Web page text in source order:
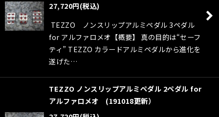
27,720円(税込)
TEZZO ノンスリップアルミペダル 3ペダル
for アルファロメオ【概要】 真の目的は“セーフ
ティ” TEZZO カラードアルミペダルから進化を
遂げた…
TEZZO ノンスリップアルミペダル 2ペダル for
アルファロメオ (191018更新）